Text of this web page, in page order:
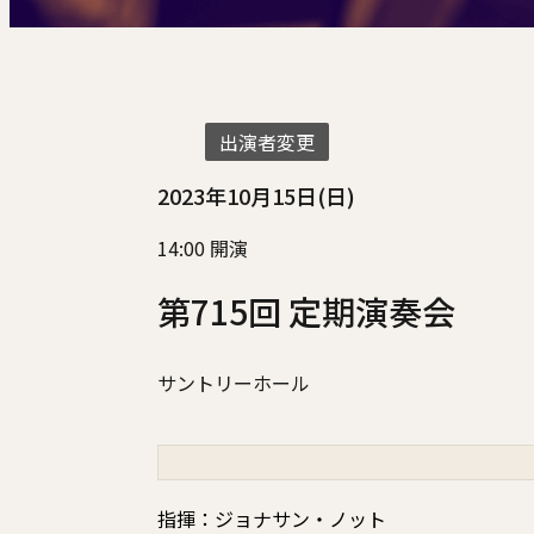
出演者変更
2023年10月15日(日)
14:00 開演
第715回 定期演奏会
サントリーホール
指揮：ジョナサン・ノット